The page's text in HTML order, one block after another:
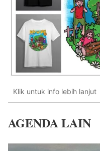
Klik untuk info lebih lanjut
AGENDA LAIN